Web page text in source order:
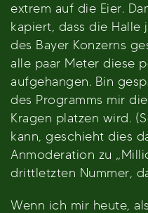
extrem auf die Eier.
kapiert, dass die
des Bayer Konzerns
alle paar Meter diese
aufgehangen. Bin
des Programms mir
Kragen platzen wird.
kann, geschieht dies
Anmoderation zu
drittletzten Nummer,
Wenn ich mir heute,